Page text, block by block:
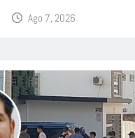
Ago 7, 2026